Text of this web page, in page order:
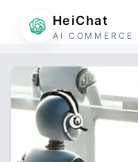
HeiChat
AI COMMERCE